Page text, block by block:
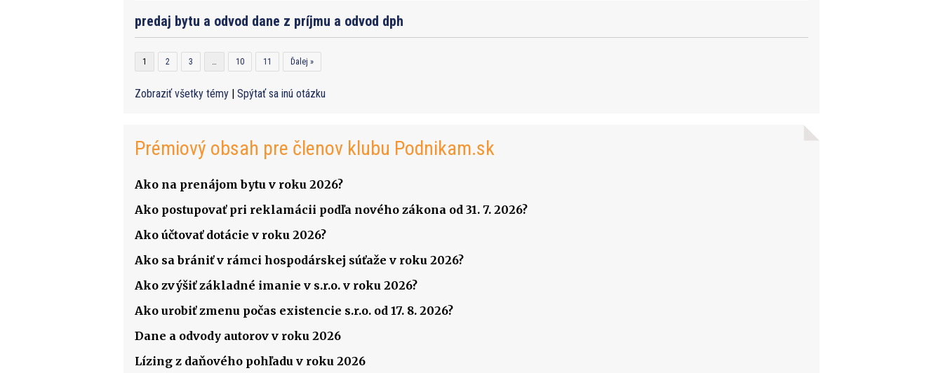
predaj bytu a odvod dane z príjmu a odvod dph
1 2 3 10 11 Ďalej »
Zobraziť všetky témy | Spýtať sa inú otázku
Prémiový obsah pre členov klubu Podnikam.sk
Ako na prenájom bytu v roku 2026?
Ako postupovať pri reklamácii podľa nového zákona od 31. 7. 2026?
Ako účtovať dotácie v roku 2026?
Ako sa brániť v rámci hospodárskej súťaže v roku 2026?
Ako zvýšiť základné imanie v s.r.o. v roku 2026?
Ako urobiť zmenu počas existencie s.r.o. od 17. 8. 2026?
Dane a odvody autorov v roku 2026
Lízing z daňového pohľadu v roku 2026